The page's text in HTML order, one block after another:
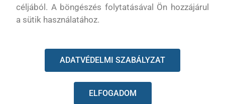
Husqvarna fűnyíró motor HS
Husqvarna fűnyíró motor
céljából. A böngészés folytatásával Ön hozzájárul
a sütik használatához.
ADATVÉDELMI SZABÁLYZAT
ELFOGADOM